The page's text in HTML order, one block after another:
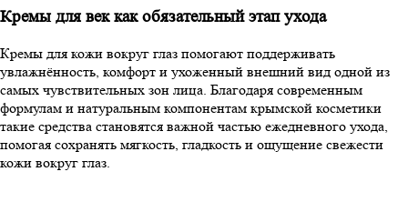
Кремы для век как обязательный этап ухода
Кремы для кожи вокруг глаз помогают поддерживать
увлажнённость, комфорт и ухоженный внешний вид одной из
самых чувствительных зон лица. Благодаря современным
формулам и натуральным компонентам крымской косметики
такие средства становятся важной частью ежедневного ухода,
помогая сохранять мягкость, гладкость и ощущение свежести
кожи вокруг глаз.